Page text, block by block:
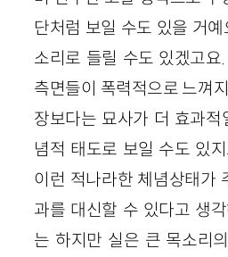
단처럼 보일 수도 있을 거
소리로 들릴 수도 있겠고요
측면들이 폭력적으로 느껴지
장보다는 묘사가 더 효과적
념적 태도로 보일 수도 있
이런 적나라한 체념상태가
과를 대신할 수 있다고 생
는 하지만 실은 큰 목소리